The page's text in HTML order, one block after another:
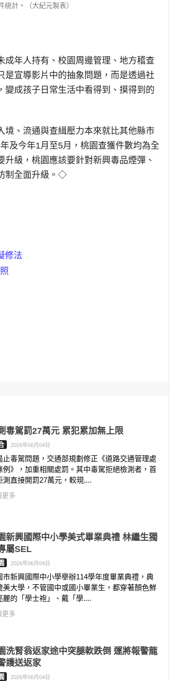
統計。（大紀元製表）
成年人持有、校園周邊管理、地方稽查
宣導影片中的抽象問題，而是透過社
成孩子日常生活中看得到、摸得到的
境、流通與查緝壓力本來就比其他縣市
及今年1月至5月，桃園查獲件數均為全
級，桃園應該要針對新興毒品煙彈、
制全面升級。◇
修法
毒駕罰27萬元 累犯累加無上限
2026年06月04日
止毒駕問題，交通部規劃修正《道路交通管理處
例》，加重相關處罰。其中毒駕拒絕檢測者，首
測直接開罰27萬元，較現....
更多
新興國際中小學美式畢業典禮 林繼生獨
屬SEL
2026年06月04日
市新興國際中小學舉辦114學年度畢業典禮，典
美大學，不管國中或國小畢業生，都穿著顏色鮮
麗的「學士袍」、戴「學....
更多
洗腎翁返家途中突腿軟跌倒 運將報警龍
護送返家
2026年06月04日